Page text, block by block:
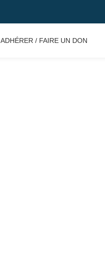
ADHÉRER / FAIRE UN DON